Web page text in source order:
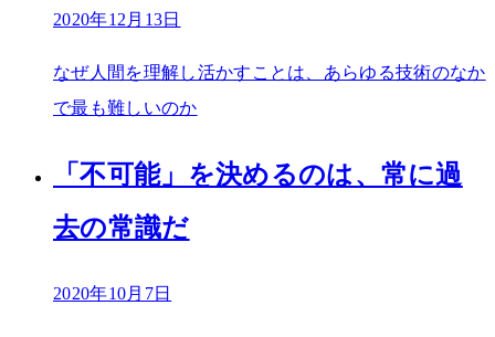
2020年12月13日
なぜ人間を理解し活かすことは、あらゆる技術のなか
で最も難しいのか
「不可能」を決めるのは、常に過
去の常識だ
2020年10月7日